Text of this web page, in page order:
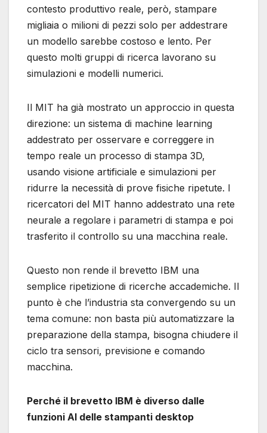
contesto produttivo reale, però, stampare
migliaia o milioni di pezzi solo per addestrare
un modello sarebbe costoso e lento. Per
questo molti gruppi di ricerca lavorano su
simulazioni e modelli numerici.
Il MIT ha già mostrato un approccio in questa
direzione: un sistema di machine learning
addestrato per osservare e correggere in
tempo reale un processo di stampa 3D,
usando visione artificiale e simulazioni per
ridurre la necessità di prove fisiche ripetute. I
ricercatori del MIT hanno addestrato una rete
neurale a regolare i parametri di stampa e poi
trasferito il controllo su una macchina reale.
Questo non rende il brevetto IBM una
semplice ripetizione di ricerche accademiche. Il
punto è che l’industria sta convergendo su un
tema comune: non basta più automatizzare la
preparazione della stampa, bisogna chiudere il
ciclo tra sensori, previsione e comando
macchina.
Perché il brevetto IBM è diverso dalle
funzioni AI delle stampanti desktop